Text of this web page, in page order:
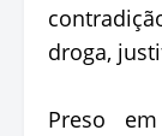
droga,
Preso